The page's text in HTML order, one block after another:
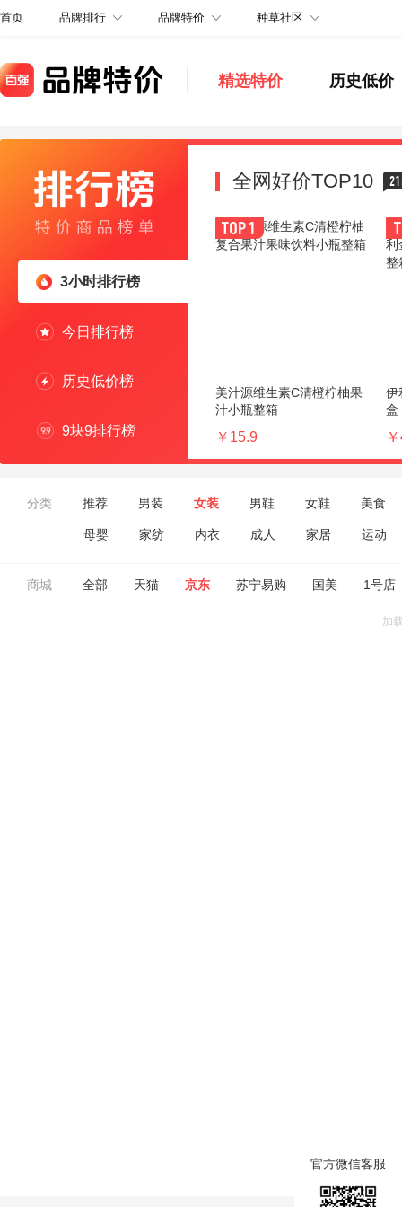
首页 品牌排行 品牌特价 种草社区
精选特价 历史低价
3小时排行榜
今日排行榜
历史低价榜
9块9排行榜
全网好价TOP10
美汁源维生素C清橙柠柚果
汁小瓶整箱
￥15.9
伊
盒
分类 推荐 男装 女装 男鞋 女鞋 美食
母婴 家纺 内衣 成人 家居 运动
商城 全部 天猫 京东 苏宁易购 国美 1号店
加
官方微信客服